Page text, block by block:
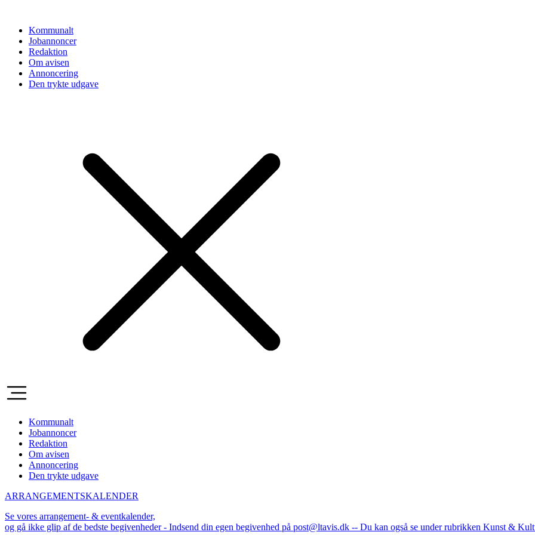
indholdKommunalt
Jobannoncer
Redaktion
Om avisen
Annoncering
Den trykte udgave
Kommunalt
Jobannoncer
Redaktion
Om avisen
Annoncering
Den trykte udgave
ARRANGEMENTSKALENDER
Se vores arrangement- & eventkalender,
og gå ikke glip af de bedste begivenheder - Indsend din egen begivenhed på post@ltavis.dk -- Du kan også se under rubrikken Kunst &